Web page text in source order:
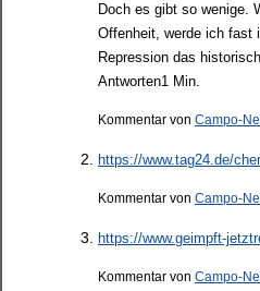
Doch es gibt so wenige.
Offenheit, werde ich fast
Repression das
Antworten1 Min.
Kommentar von Campo-
https://www.tag24.de/
Kommentar von Campo-
https://www.geimpft-
Kommentar von Campo-